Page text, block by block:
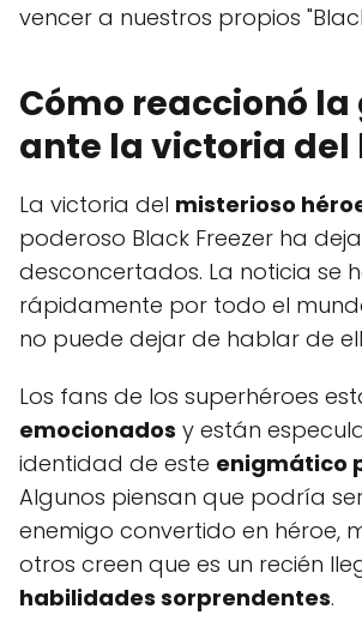
vencer a nuestros propios
Cómo reaccionó la
ante la victoria del
La victoria del misterioso
poderoso Black Freezer ha
desconcertados. La noticia se
rápidamente por todo el
no puede dejar de hablar de
Los fans de los superhéroes
emocionados y están
identidad de este enigmático
Algunos piensan que podría
enemigo convertido en héroe,
otros creen que es un recién
habilidades sorprendentes.